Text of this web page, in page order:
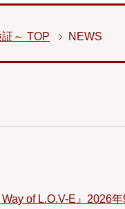
～ TOP NEWS
of L.O.V-E』2026